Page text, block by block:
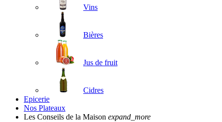
Vins
Bières
Jus de fruit
Cidres
Epicerie
Nos Plateaux
Les Conseils de la Maison expand_more